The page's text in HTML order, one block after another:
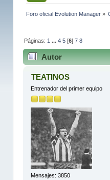
Foro oficial Evolution Manager»
Páginas: 1 ... 4 5[6] 7 8
Autor
TEATINOS
Entrenador del primer equipo
Mensajes: 3850